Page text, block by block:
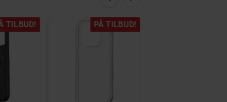
TILBUD! PÅ TILBUD!